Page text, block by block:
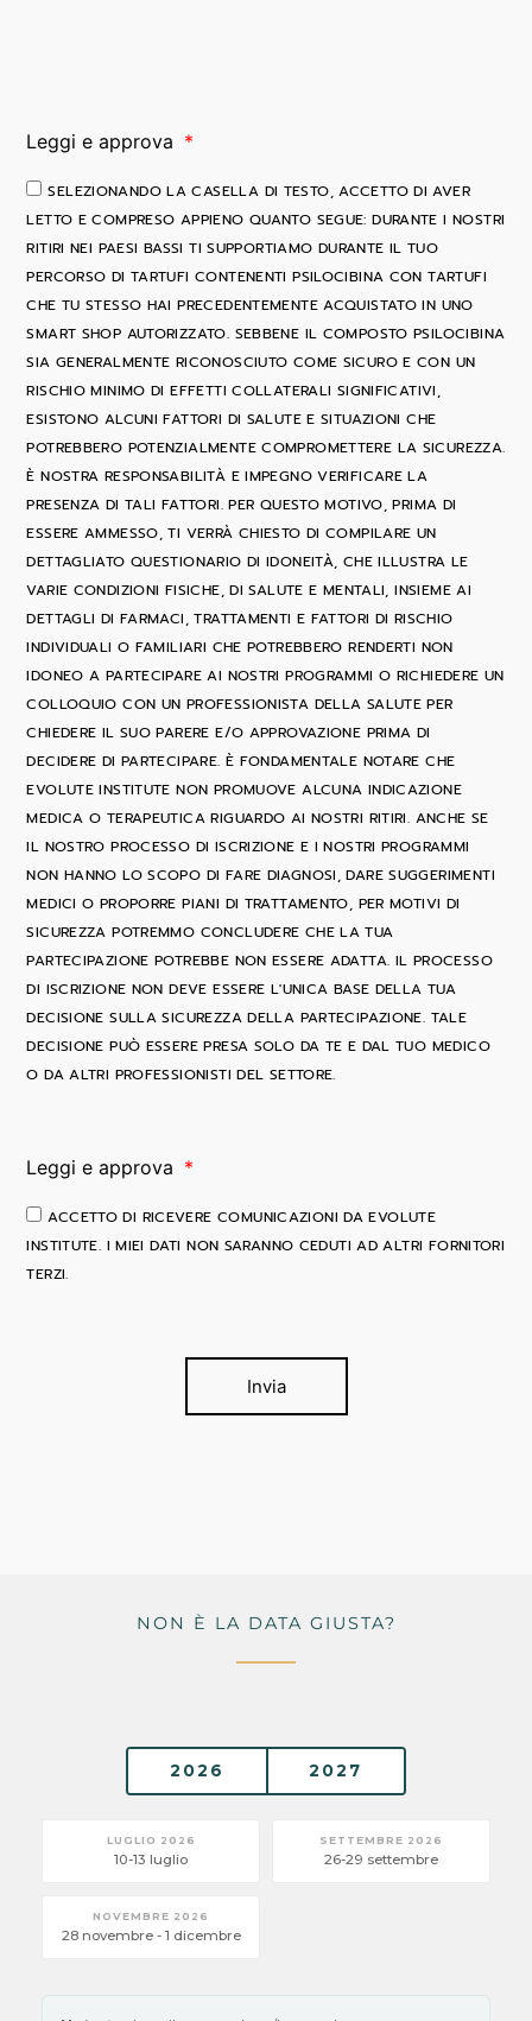
Leggi e approva
SELEZIONANDO LA CASELLA DI TESTO, ACCETTO DI AVER
LETTO E COMPRESO APPIENO QUANTO SEGUE: DURANTE I NOSTRI
RITIRI NEI PAESI BASSI TI SUPPORTIAMO DURANTE IL TUO
PERCORSO DI TARTUFI CONTENENTI PSILOCIBINA CON TARTUFI
CHE TU STESSO HAI PRECEDENTEMENTE ACQUISTATO IN UNO
SMART SHOP AUTORIZZATO. SEBBENE IL COMPOSTO PSILOCIBINA
SIA GENERALMENTE RICONOSCIUTO COME SICURO E CON UN
RISCHIO MINIMO DI EFFETTI COLLATERALI SIGNIFICATIVI,
ESISTONO ALCUNI FATTORI DI SALUTE E SITUAZIONI CHE
POTREBBERO POTENZIALMENTE COMPROMETTERE LA SICUREZZA.
È NOSTRA RESPONSABILITÀ E IMPEGNO VERIFICARE LA
PRESENZA DI TALI FATTORI. PER QUESTO MOTIVO, PRIMA DI
ESSERE AMMESSO, TI VERRÀ CHIESTO DI COMPILARE UN
DETTAGLIATO QUESTIONARIO DI IDONEITÀ, CHE ILLUSTRA LE
VARIE CONDIZIONI FISICHE, DI SALUTE E MENTALI, INSIEME AI
DETTAGLI DI FARMACI, TRATTAMENTI E FATTORI DI RISCHIO
INDIVIDUALI O FAMILIARI CHE POTREBBERO RENDERTI NON
IDONEO A PARTECIPARE AI NOSTRI PROGRAMMI O RICHIEDERE UN
COLLOQUIO CON UN PROFESSIONISTA DELLA SALUTE PER
CHIEDERE IL SUO PARERE E/O APPROVAZIONE PRIMA DI
DECIDERE DI PARTECIPARE. È FONDAMENTALE NOTARE CHE
EVOLUTE INSTITUTE NON PROMUOVE ALCUNA INDICAZIONE
MEDICA O TERAPEUTICA RIGUARDO AI NOSTRI RITIRI. ANCHE SE
IL NOSTRO PROCESSO DI ISCRIZIONE E I NOSTRI PROGRAMMI
NON HANNO LO SCOPO DI FARE DIAGNOSI, DARE SUGGERIMENTI
MEDICI O PROPORRE PIANI DI TRATTAMENTO, PER MOTIVI DI
SICUREZZA POTREMMO CONCLUDERE CHE LA TUA
PARTECIPAZIONE POTREBBE NON ESSERE ADATTA. IL PROCESSO
DI ISCRIZIONE NON DEVE ESSERE L'UNICA BASE DELLA TUA
DECISIONE SULLA SICUREZZA DELLA PARTECIPAZIONE. TALE
DECISIONE PUÒ ESSERE PRESA SOLO DA TE E DAL TUO MEDICO
O DA ALTRI PROFESSIONISTI DEL SETTORE.
Leggi e approva
ACCETTO DI RICEVERE COMUNICAZIONI DA EVOLUTE
INSTITUTE. I MIEI DATI NON SARANNO CEDUTI AD ALTRI FORNITORI
TERZI.
Invia
NON È LA DATA GIUSTA?
2026 2027
LUGLIO 2026
10-13 luglio
SETTEMBRE 2026
26-29 settembre
NOVEMBRE 2026
28 novembre - 1 dicembre